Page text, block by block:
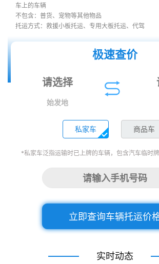
车上的车辆
不包含：普货、宠物等其他物品
托运方式：救援小板托运、专用大板托运、代驾
极速查价
始发地
私家车 商品车
*私家车泛指运输时已上牌的车辆，包含汽车临时
立即查询车辆托运价
实时动态